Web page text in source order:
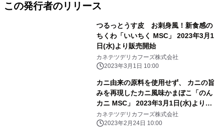
この発行者のリリース
つるっとうす皮 お刺身風！新食感の
ちくわ「いいちく MSC」 2023年3月1
日(水)より販売開始
カネテツデリカフーズ株式会社
2023年3月1日 10:00
カニ由来の原料を使用せず、 カニの旨
みを再現したカニ風味かまぼこ「のん
カニ MSC」 2023年3月1日(水)より販
売開始
カネテツデリカフーズ株式会社
2023年2月24日 10:00